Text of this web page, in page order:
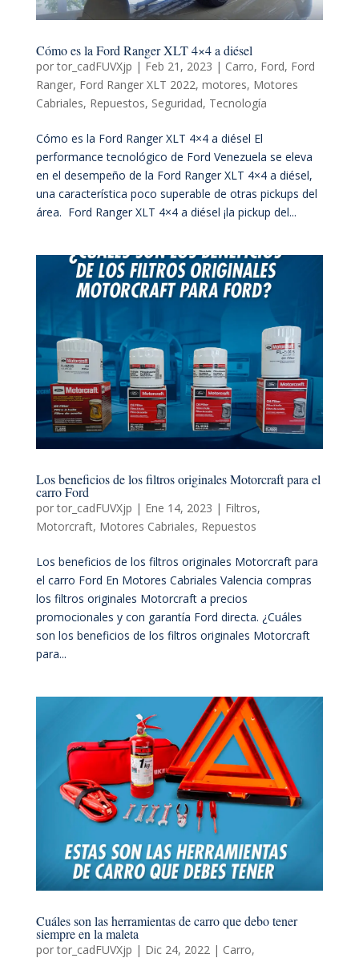
Cómo es la Ford Ranger XLT 4×4 a diésel
portor_cadFUVXjp | Feb 21, 2023 | Carro, Ford, Ford
Ranger, Ford Ranger XLT 2022, motores, Motores
Cabriales, Repuestos, Seguridad, Tecnología
Cómo es la Ford Ranger XLT 4×4 a diésel El
performance tecnológico de Ford Venezuela se eleva
en el desempeño de la Ford Ranger XLT 4×4 a diésel,
una característica poco superable de otras pickups del
área. Ford Ranger XLT 4×4 a diésel ¡la pickup del...
Los beneficios de los filtros originales Motorcraft para el
carro Ford
portor_cadFUVXjp | Ene 14, 2023 | Filtros,
Motorcraft, Motores Cabriales, Repuestos
Los beneficios de los filtros originales Motorcraft para
el carro Ford En Motores Cabriales Valencia compras
los filtros originales Motorcraft a precios
promocionales y con garantía Ford directa. ¿Cuáles
son los beneficios de los filtros originales Motorcraft
para...
Cuáles son las herramientas de carro que debo tener
siempre en la maleta
portor_cadFUVXjp | Dic 24, 2022 | Carro,